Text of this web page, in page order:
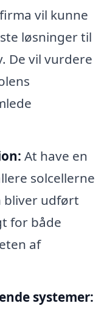
vil kunne
løsninger til
De vil vurdere
At have en
solcellerne
bliver udført
for både
af
systemer: